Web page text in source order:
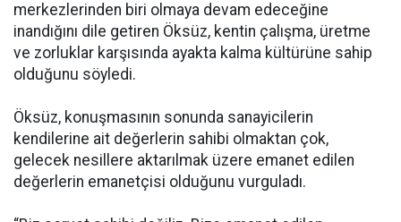
merkezlerinden biri olmaya devam edeceğine
inandığını dile getiren Öksüz, kentin çalışma, üretme
ve zorluklar karşısında ayakta kalma kültürüne sahip
olduğunu söyledi.
Öksüz, konuşmasının sonunda sanayicilerin
kendilerine ait değerlerin sahibi olmaktan çok,
gelecek nesillere aktarılmak üzere emanet edilen
değerlerin emanetçisi olduğunu vurguladı.